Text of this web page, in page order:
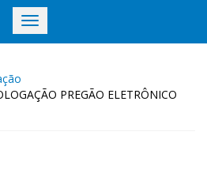
Toggle
navigation
PREGÃO ELETRÔNICO